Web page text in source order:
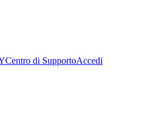
Centro di SupportoAccedi